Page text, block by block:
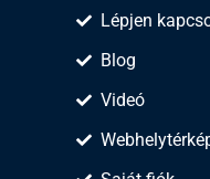
Lépjen
Blog
Videó